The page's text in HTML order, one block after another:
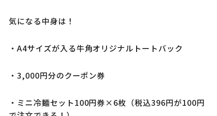
気になる中身は！
・A4サイズが入る牛角オリジナルトートバック
・3,000円分のクーポン券
・ミニ冷麺セット100円券×6枚（税込396円が100円